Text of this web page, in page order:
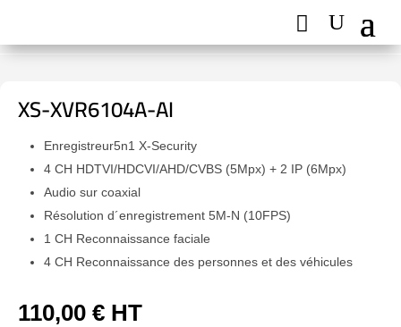
XS-XVR6104A-AI
Enregistreur5n1 X-Security
4 CH HDTVI/HDCVI/AHD/CVBS (5Mpx) + 2 IP (6Mpx)
Audio sur coaxial
Résolution d´enregistrement 5M-N (10FPS)
1 CH Reconnaissance faciale
4 CH Reconnaissance des personnes et des véhicules
110,00 € HT